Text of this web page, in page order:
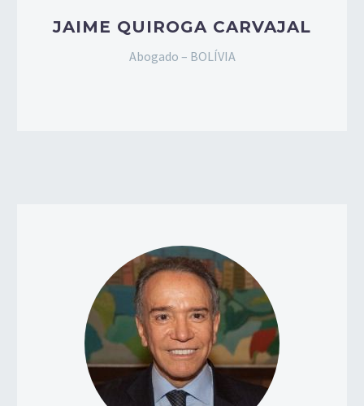
JAIME QUIROGA CARVAJAL
Abogado – BOLÍVIA